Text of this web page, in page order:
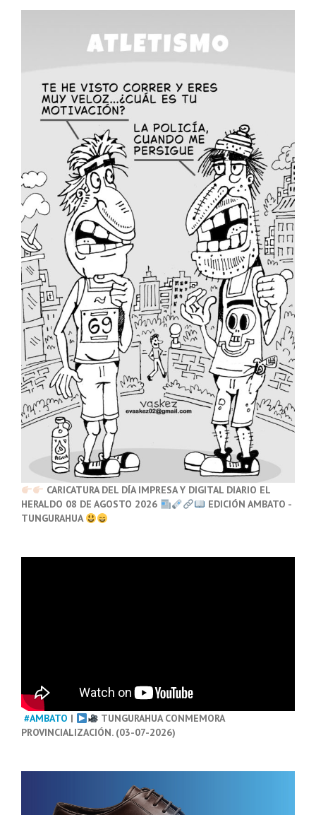
CARICATURA DEL DÍA IMPRESA Y DIGITAL DIARIO EL
HERALDO 08 DE AGOSTO 2026
EDICIÓN AMBATO -
TUNGURAHUA
#AMBATO |
TUNGURAHUA CONMEMORA
PROVINCIALIZACIÓN. (03-07-2026)